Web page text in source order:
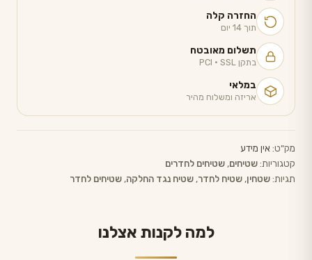
הילדים
דגם
צהוב
כדורסל
החזרה קלה
תוך 14 יום
תשלום מאובטח
בתקן PCI · SSL
במלאי
אריזה ומשלוח מהיר
מק"ט: אין מידע
קטגוריות:שטיחים, שטיחים לחדרים
תגיות:שטחין, שטיח לחדר, שטיח נגד החלקה, שטיחים לחדר
למה לקנות אצלנו